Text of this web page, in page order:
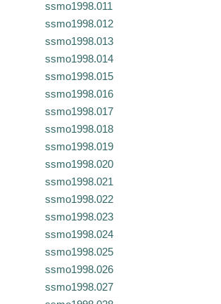
ssmo1998.011
ssmo1998.012
ssmo1998.013
ssmo1998.014
ssmo1998.015
ssmo1998.016
ssmo1998.017
ssmo1998.018
ssmo1998.019
ssmo1998.020
ssmo1998.021
ssmo1998.022
ssmo1998.023
ssmo1998.024
ssmo1998.025
ssmo1998.026
ssmo1998.027